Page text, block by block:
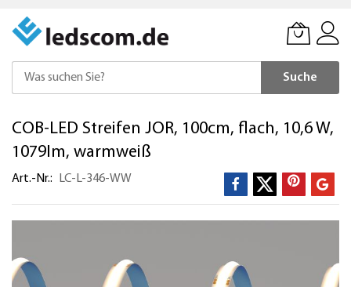
Suche
zum
Inhalt
COB-LED Streifen JOR, 100cm, flach, 10,6 W,
1079lm, warmweiß
Art.-Nr. LC-L-346-WW
der
Bildergalerie